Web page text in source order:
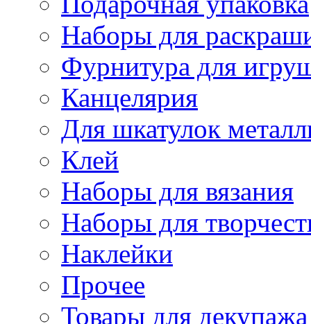
Наборы для
Фурнитура для
Канцелярия
Для шкатулок
Клей
Наборы для вязания
Наборы для
Наклейки
Прочее
Товары для декупажа